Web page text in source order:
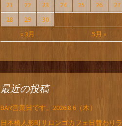
« 3月 5月 »
21
22 23 24 25 26
27
28
29 30
最近の投稿
BAR営業日です。2026.8.6（木）
日本橋人形町サロンゴカフェ日替わりラ